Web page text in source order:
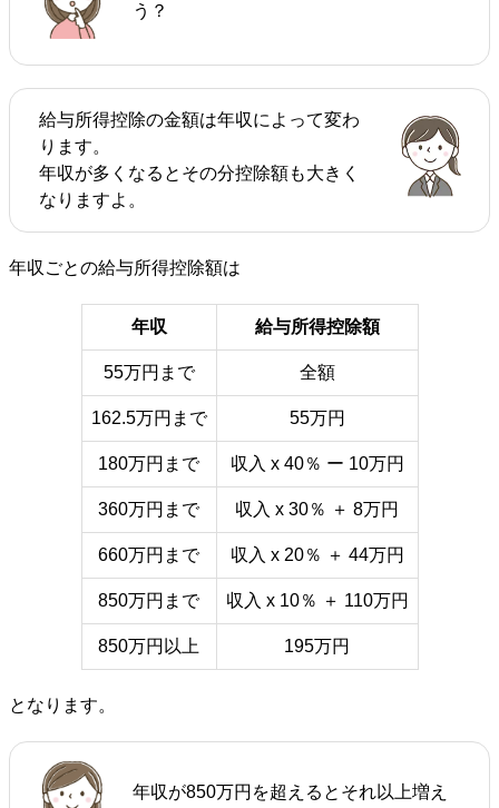
う？
給与所得控除の金額は年収によって変わ
ります。
年収が多くなるとその分控除額も大きく
なりますよ。
年収ごとの給与所得控除額は
年収 給与所得控除額
55万円まで 全額
162.5万円まで 55万円
180万円まで 収入 x 40％ ー 10万円
360万円まで 収入 x 30％ ＋ 8万円
660万円まで 収入 x 20％ ＋ 44万円
850万円まで 収入 x 10％ ＋ 110万円
850万円以上 195万円
となります。
年収が850万円を超えるとそれ以上増え